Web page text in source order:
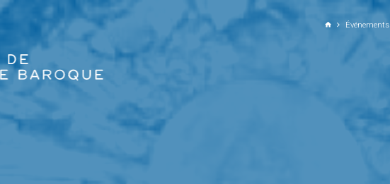
ALLER AU CONTENU PRINCIPAL
Événements